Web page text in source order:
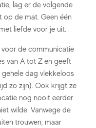
lag er de volgende
op de mat. Geen één
liefde voor je uit.
de communicatie
van A tot Z en geeft
dag vlekkeloos
zo zijn). Ook krijgt ze
nog nooit eerder
wilde. Vanwege de
trouwen, maar